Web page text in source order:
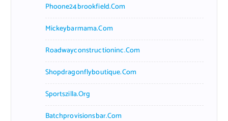
Phoone24brookfield.com
Mickeybarmama.com
Roadwayconstructioninc.com
Shopdragonflyboutique.com
Sportszilla.org
Batchprovisionsbar.com